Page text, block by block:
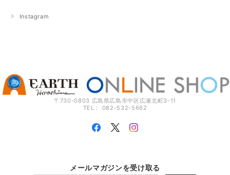
Instagram
〒730-0803 広島県広島市中区広瀬北町3-11
TEL： 082-532-5662
メールマガジンを受け取る